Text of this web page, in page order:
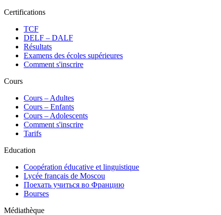
Certifications
TCF
DELF – DALF
Résultats
Examens des écoles supérieures
Comment s'inscrire
Cours
Сours – Adultes
Cours – Enfants
Cours – Adolescents
Comment s'inscrire
Tarifs
Education
Coopération éducative et linguistique
Lycée français de Moscou
Поехать учиться во Францию
Bourses
Médiathèque